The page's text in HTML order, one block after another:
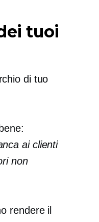
tuoi
di tuo
ai clienti
non
rendere il